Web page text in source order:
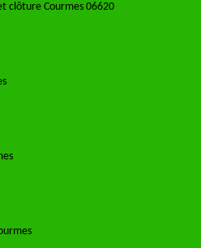
clôture Courmes 06620